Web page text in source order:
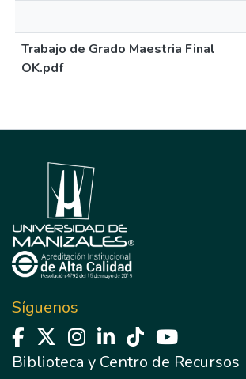
Trabajo de Grado Maestria Final
OK.pdf
Síguenos
Biblioteca y Centro de Recursos